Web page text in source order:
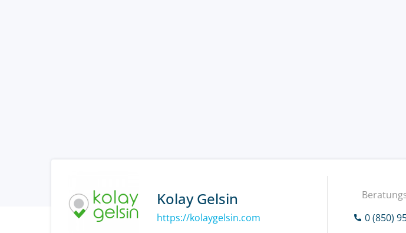
Kolay Gelsin
https://kolaygelsin.com
0 (850)